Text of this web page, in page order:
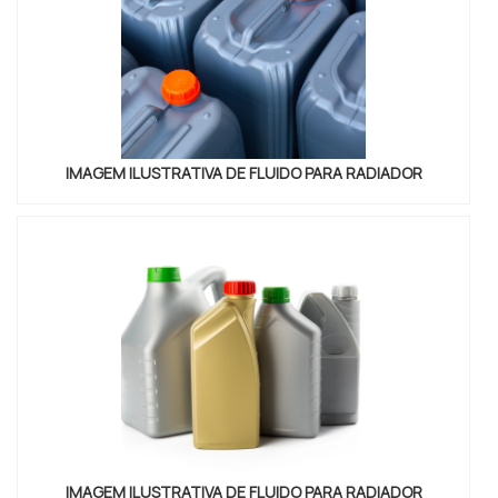
combina detergentes mais suaves e aditivos que
beneficiam sistemas com alumínio, reduzindo
necessidade de manutenção preventiva e
minimizando vazamentos por corrosão localizada.
Aplicação direta: ao trocar o fluido, drene e limpe o
circuito conforme a recomendação do fabricante do
sobreaquecimento. Para oficinas, manter estoque
de três tipos facilita atendimento: formulação
padrão, alta temperatura e rosa para sistemas
sensíveis a metais. Registrar a cor e tipo do fluido
em histórico do veículo evita incompatibilidades
Etilenoglicol: alto desempenho térmico, atenção à
toxicidade
IMAGEM ILUSTRATIVA DE FLUIDO PARA RADIADOR
IMAGEM ILUSTRATIVA DE FLUIDO PARA RADIADOR